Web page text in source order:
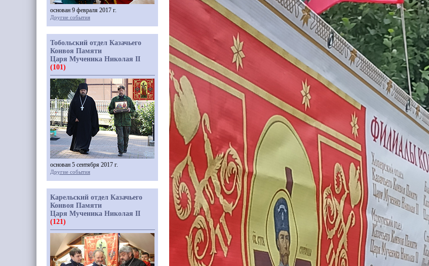
основан 9 февраля 2017 г.
Другие события
Тобольский отдел Казачьего
Конвоя Памяти
Царя Мученика Николая II
(101)
основан 5 сентября 2017 г.
Другие события
Карельский отдел Казачьего
Конвоя Памяти
Царя Мученика Николая II
(121)